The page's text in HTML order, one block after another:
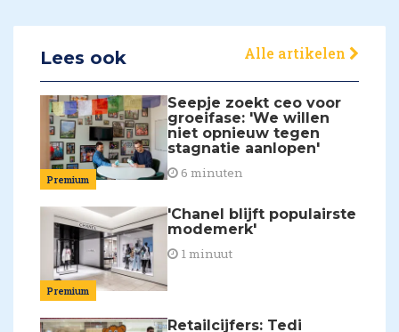
Lees ook Alle artikelen
Premium
Seepje zoekt ceo voor
groeifase: 'We willen
niet opnieuw tegen
stagnatie aanlopen'
6 minuten
Premium
'Chanel blijft populairste
modemerk'
1 minuut
Retailcijfers: Tedi